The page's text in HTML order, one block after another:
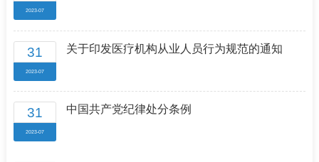
2023-07
31
2023-07
关于印发医疗机构从业人员行为规范的通知
31
2023-07
中国共产党纪律处分条例